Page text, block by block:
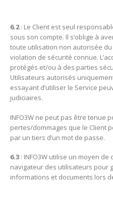
6.2: Le Client est seul
sous son compte. Il s’oblige à
toute utilisation non autorisée
violation de sécurité connue.
protégés et/ou à des parties
Utilisateurs autorisés
essayant d’utiliser le Service
judiciaires.
INFO3W ne peut pas être tenue
pertes/dommages que le Client
par un tiers d’un mot de passe.
6.3 : INFO3W utilise un moyen
navigateur des utilisateurs pour
informations et documents lors